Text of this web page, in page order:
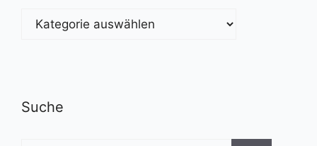
Kategorien
Suche